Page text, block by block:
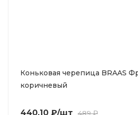
Коньковая черепица BRAAS
коричневый
440.10 ₽/шт 489₽